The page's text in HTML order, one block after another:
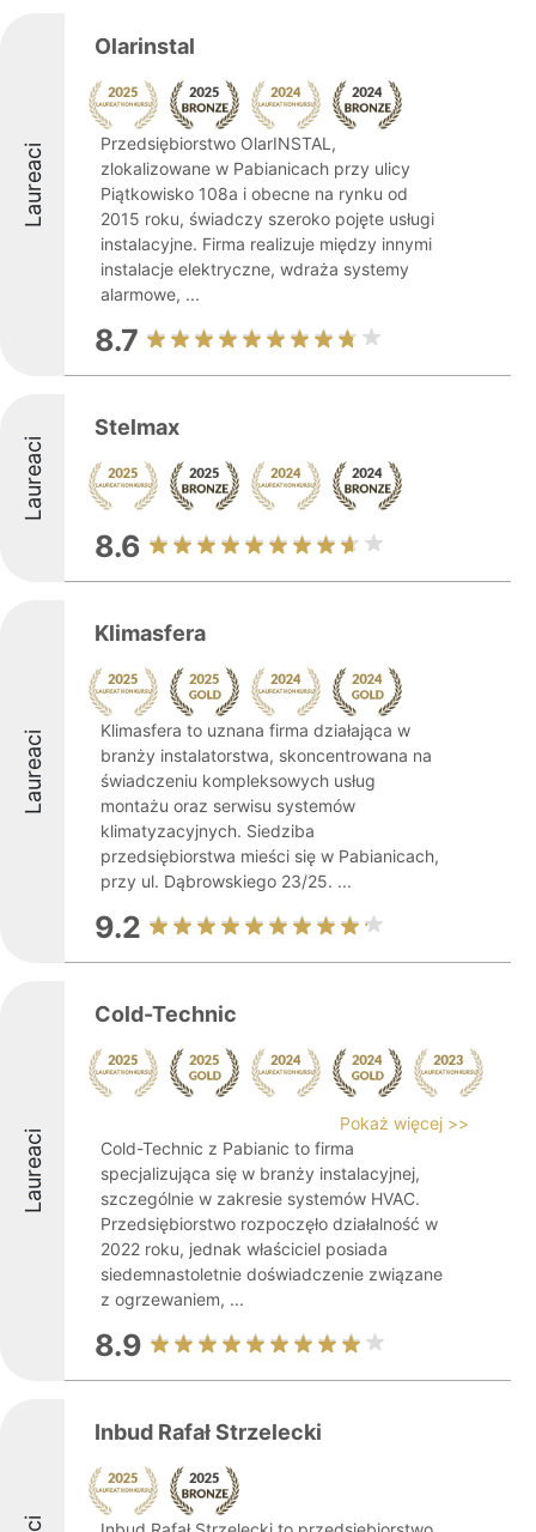
Laureaci
Olarinstal
Przedsiębiorstwo OlarINSTAL,
zlokalizowane w Pabianicach przy ulicy
Piątkowisko 108a i obecne na rynku od
2015 roku, świadczy szeroko pojęte usługi
instalacyjne. Firma realizuje między innymi
instalacje elektryczne, wdraża systemy
alarmowe, ...
8.7
Laureaci
Stelmax
8.6
Laureaci
Klimasfera
Klimasfera to uznana firma działająca w
branży instalatorstwa, skoncentrowana na
świadczeniu kompleksowych usług
montażu oraz serwisu systemów
klimatyzacyjnych. Siedziba
przedsiębiorstwa mieści się w Pabianicach,
przy ul. Dąbrowskiego 23/25. ...
9.2
Laureaci
Cold-Technic
Pokaż więcej >>
Cold-Technic z Pabianic to firma
specjalizująca się w branży instalacyjnej,
szczególnie w zakresie systemów HVAC.
Przedsiębiorstwo rozpoczęło działalność w
2022 roku, jednak właściciel posiada
siedemnastoletnie doświadczenie związane
z ogrzewaniem, ...
8.9
Inbud Rafał Strzelecki